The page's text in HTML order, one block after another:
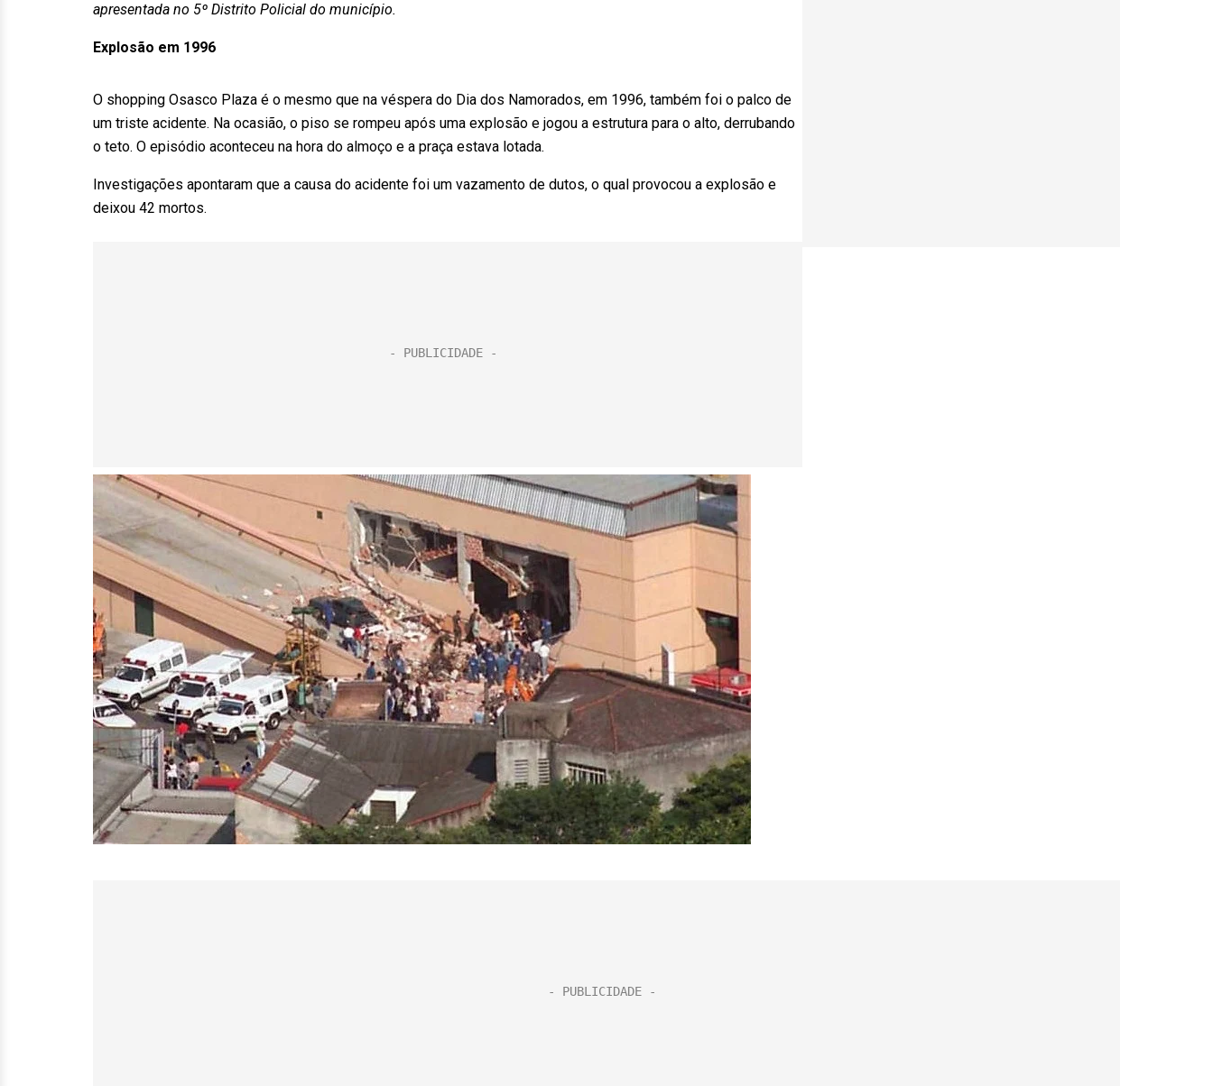
apresentada no 5º Distrito Policial do município.
Explosão em 1996
O shopping Osasco Plaza é o mesmo que na véspera do Dia dos Namorados, em 1996, também foi o palco de
um triste acidente. Na ocasião, o piso se rompeu após uma explosão e jogou a estrutura para o alto, derrubando
o teto. O episódio aconteceu na hora do almoço e a praça estava lotada.
Investigações apontaram que a causa do acidente foi um vazamento de dutos, o qual provocou a explosão e
deixou 42 mortos.